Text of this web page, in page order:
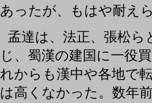
あったが、もはや耐え
孟達は、法正、張松
じ、蜀漢の建国に一役
れからも漢中や各地で
は高くなかった。数年